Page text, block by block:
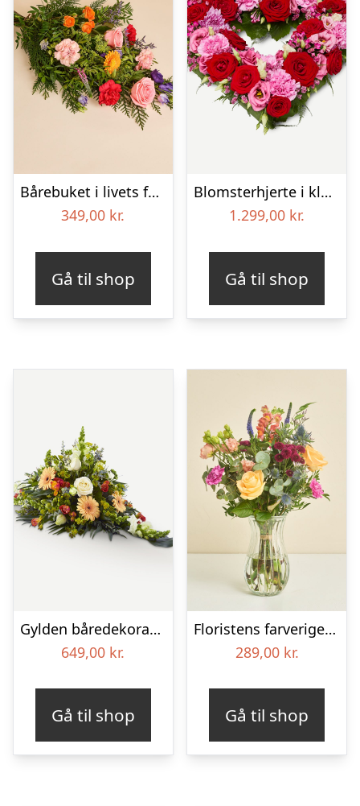
Bårebuket i livets farver
349,00 kr.
Gå til shop
Blomsterhjerte i klassisk stil – pink
1.299,00 kr.
Gå til shop
Gylden båredekoration
649,00 kr.
Gå til shop
Floristens farverige kondolencebuket
289,00 kr.
Gå til shop